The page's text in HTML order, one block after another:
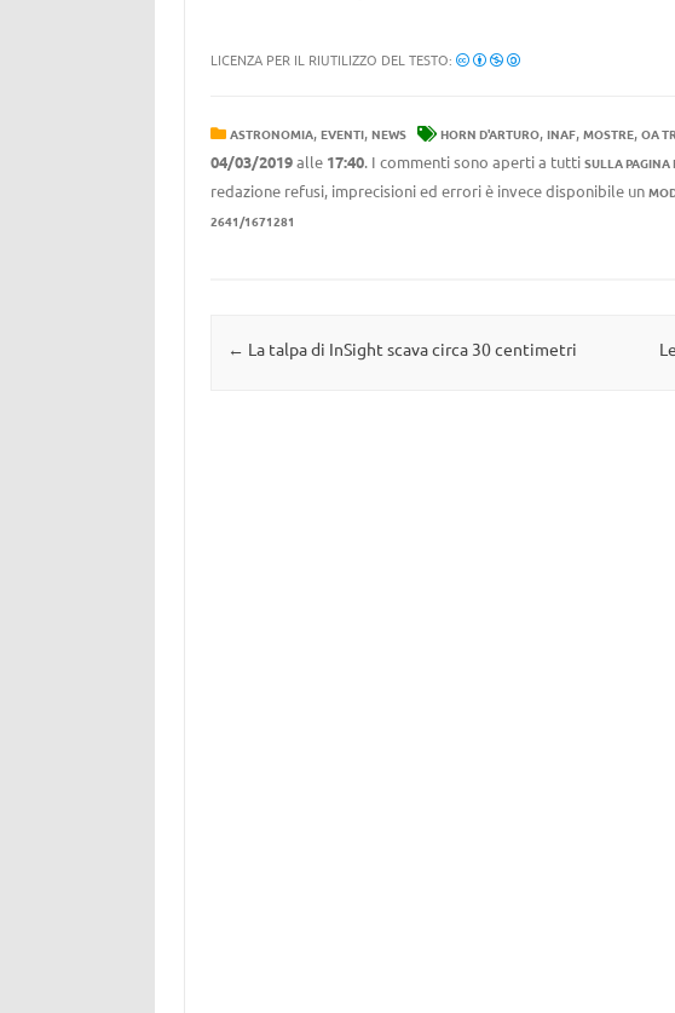
LICENZA PER IL RIUTILIZZO DEL TESTO:
ASTRONOMIA, EVENTI, NEWS HORN D'ARTURO, INAF, MOSTRE, OA
04/03/2019alle 17:40. I commenti sono aperti a tutti SULLA PAGINA
redazione refusi, imprecisioni ed errori è invece disponibile un
2641/1671281
Navigazione articolo
← La talpa di InSight scava circa 30 centimetri